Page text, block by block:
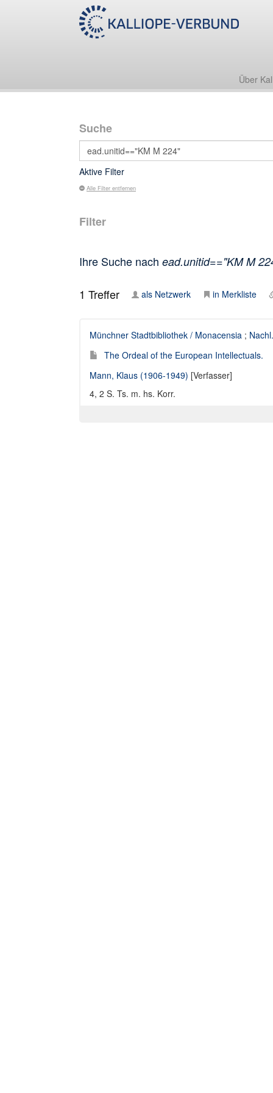
Über
Suche
Aktive Filter
Alle Filter entfernen
Filter
Ihre Suche nach ead.unitid=="KM M
1 Treffer als Netzwerk in Merkliste
Münchner Stadtbibliothek / Monacensia ;
The Ordeal of the European Intellectuals.
Mann, Klaus (1906-1949) [Verfasser]
4, 2 S. Ts. m. hs. Korr.